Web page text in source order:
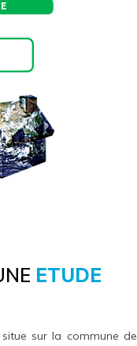
ETUDE
sur la commune de